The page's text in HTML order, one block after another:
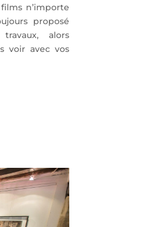
n’importe
proposé
alors
voir avec vos